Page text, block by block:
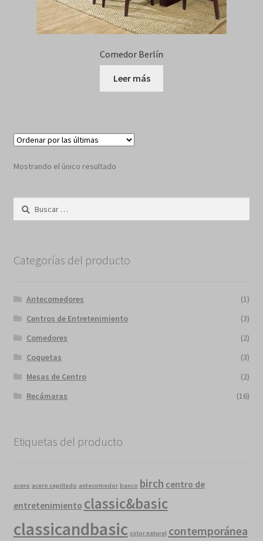
Comedor Berlín
Leer más
Mostrando el único resultado
Buscar:
Categorías del producto
Antecomedores
(1)
Centros de Entretenimiento
(3)
Comedores
(2)
Coquetas
(3)
Mesas de Centro
(2)
Recámaras
(16)
Etiquetas del producto
acero acero cepillado antecomedor banco birch centro de
entretenimiento classic&basic
classicandbasic color natural contemporánea